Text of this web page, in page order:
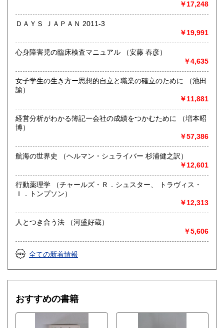
総記、哲学宗教、歴史、社会科学、自然科学、美術工芸、国
カルチャー、古書一般（その他）
￥17,248
ＤＡＹＳ ＪＡＰＡＮ 2011-3
￥19,991
心身障害児の臨床検査マニュアル （安藤 春彦）
￥4,635
女子学生の生き方ー思想的自立と職業の確立のために （池田
諭）
￥11,881
経営分析がわかる簿記ー会社の成績をつかむために （増本昭
博）
￥57,386
航海の世界史 （ヘルマン・シュライバー 杉浦健之訳）
￥12,601
行動薬理学 （チャールズ・Ｒ．シュスター、 トラヴィス・
Ｉ．トンプソン）
￥12,313
人とつき合う法 （河盛好蔵）
￥5,606
全ての新着情報
おすすめの書籍